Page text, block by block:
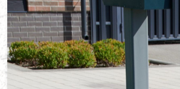
ПО БЛОКАМ ДЛЯ ЗАБОРА
ПО ВАЗОНАМ
ПО ПАЛИСАДАМ